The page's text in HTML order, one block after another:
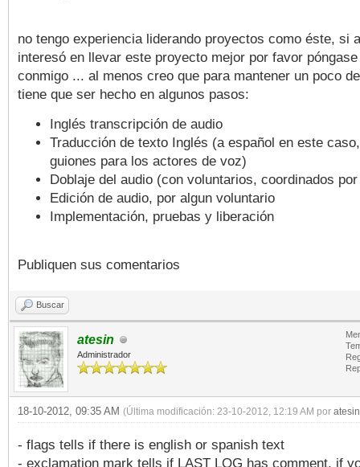
no tengo experiencia liderando proyectos como éste, si
interesó en llevar este proyecto mejor por favor
conmigo ... al menos creo que para mantener un poco
tiene que ser hecho en algunos pasos:
Inglés transcripción de audio
Traducción de texto Inglés (a español en este
guiones para los actores de voz)
Doblaje del audio (con voluntarios, coordinados
Edición de audio, por algun voluntario
Implementación, pruebas y liberación
Publiquen sus comentarios
Buscar
atesin
Administrador
18-10-2012, 09:35 AM (Última modificación: 23-10-2012, 12:19 AM por atesin
- flags tells if there is english or spanish text
- exclamation mark tells if LAST LOG has comment, if